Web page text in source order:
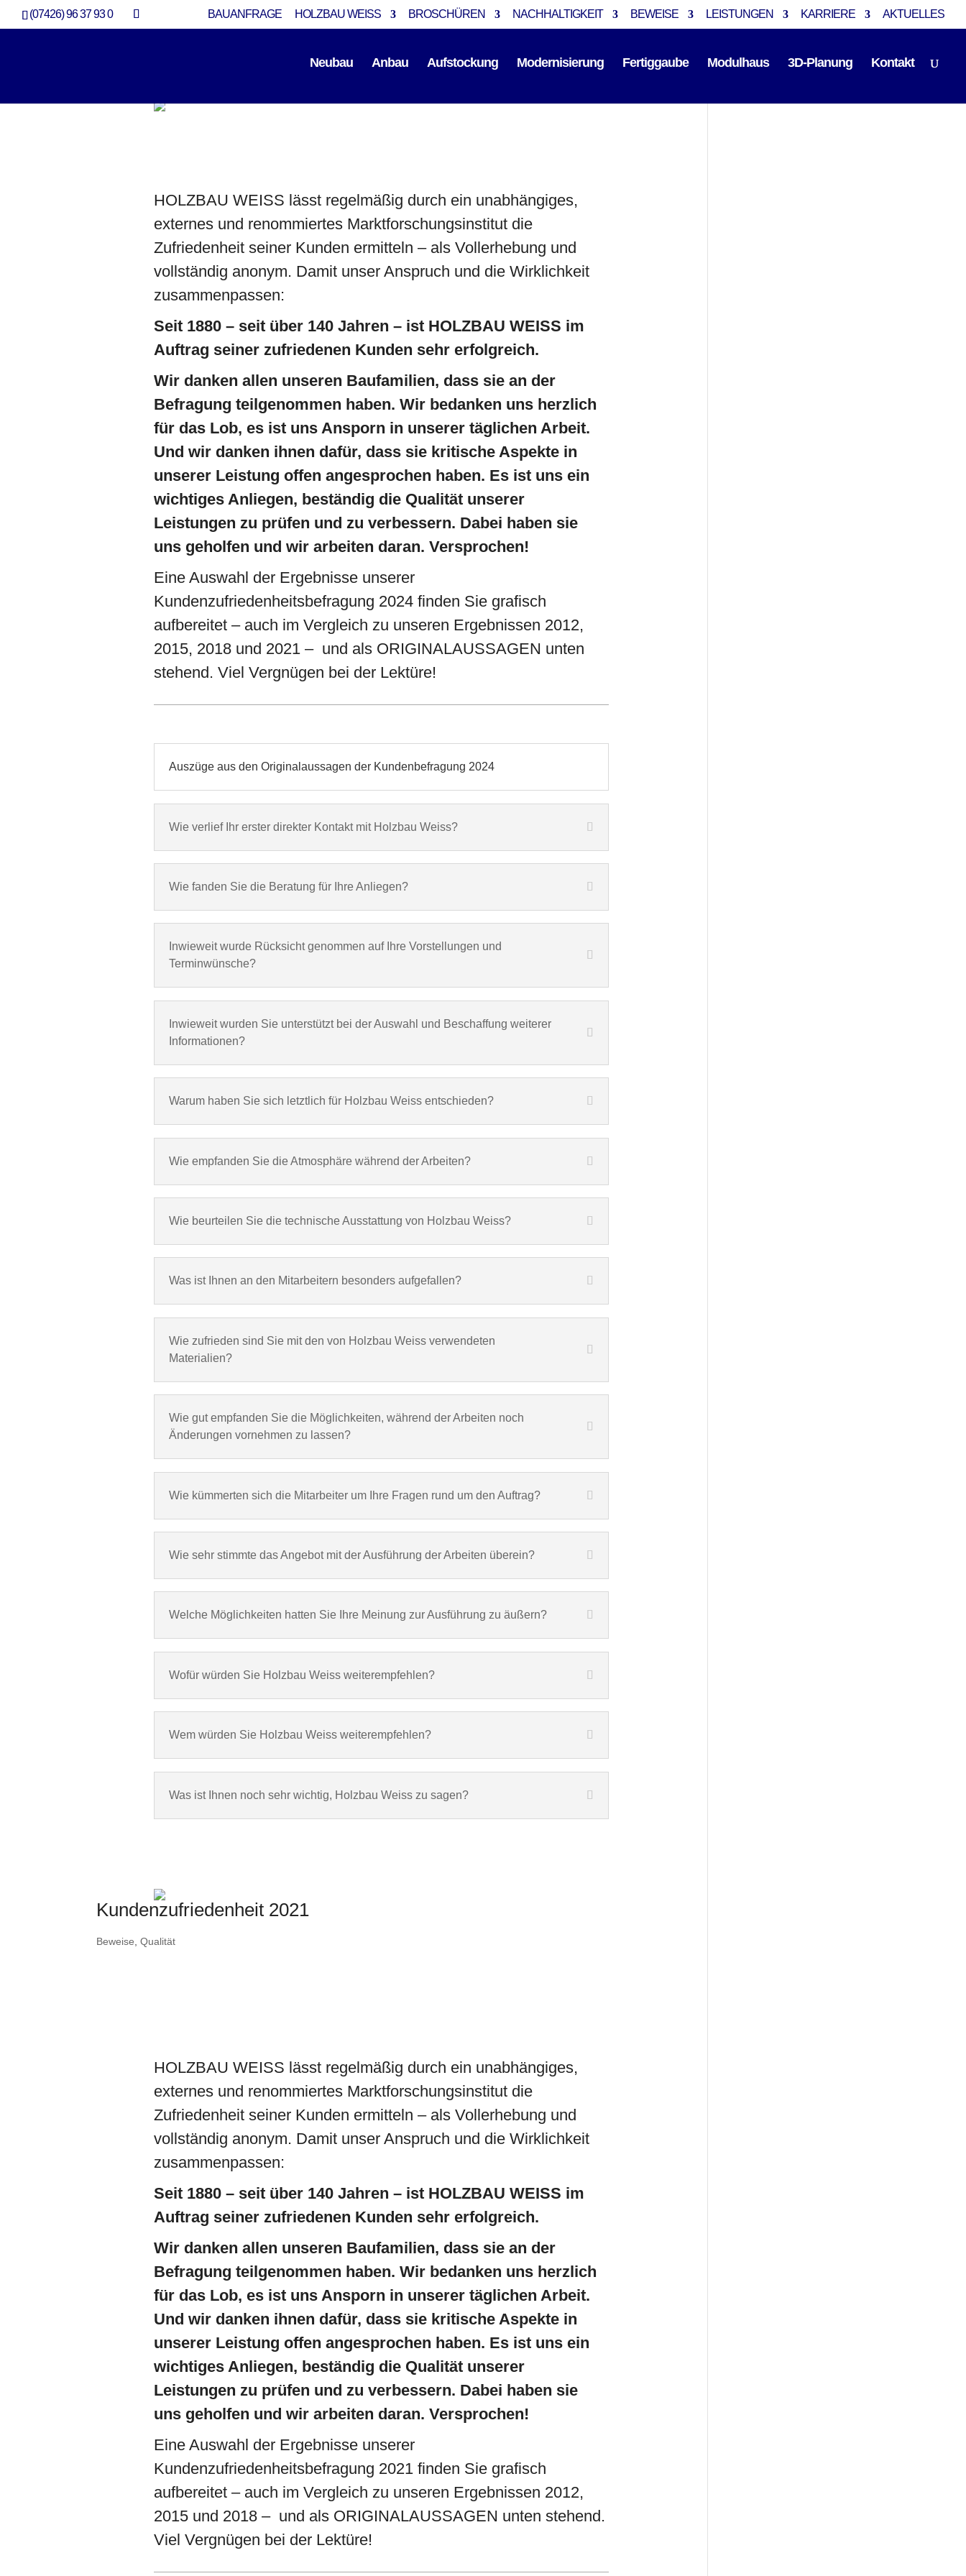
(07426) 96 37 93 0 BAUANFRAGE HOLZBAU WEISS BROSCHÜREN NACHHALTIGKEIT BEWEISE LEISTUNGEN KARRIERE AKTUELLES
Neubau Anbau Aufstockung Modernisierung Fertiggaube Modulhaus 3D-Planung Kontakt
HOLZBAU WEISS lässt regelmäßig durch ein unabhängiges,
externes und renommiertes Marktforschungsinstitut die
Zufriedenheit seiner Kunden ermitteln – als Vollerhebung und
vollständig anonym. Damit unser Anspruch und die Wirklichkeit
zusammenpassen:
Seit 1880 – seit über 140 Jahren – ist HOLZBAU WEISS im
Auftrag seiner zufriedenen Kunden sehr erfolgreich.
Wir danken allen unseren Baufamilien, dass sie an der
Befragung teilgenommen haben. Wir bedanken uns herzlich
für das Lob, es ist uns Ansporn in unserer täglichen Arbeit.
Und wir danken ihnen dafür, dass sie kritische Aspekte in
unserer Leistung offen angesprochen haben. Es ist uns ein
wichtiges Anliegen, beständig die Qualität unserer
Leistungen zu prüfen und zu verbessern. Dabei haben sie
uns geholfen und wir arbeiten daran. Versprochen!
Eine Auswahl der Ergebnisse unserer
Kundenzufriedenheitsbefragung 2024 finden Sie grafisch
aufbereitet – auch im Vergleich zu unseren Ergebnissen 2012,
2015, 2018 und 2021 – und als ORIGINALAUSSAGEN unten
stehend. Viel Vergnügen bei der Lektüre!
Auszüge aus den Originalaussagen der Kundenbefragung 2024
Wie verlief Ihr erster direkter Kontakt mit Holzbau Weiss?
Wie fanden Sie die Beratung für Ihre Anliegen?
Inwieweit wurde Rücksicht genommen auf Ihre Vorstellungen und
Terminwünsche?
Inwieweit wurden Sie unterstützt bei der Auswahl und Beschaffung weiterer
Informationen?
Warum haben Sie sich letztlich für Holzbau Weiss entschieden?
Wie empfanden Sie die Atmosphäre während der Arbeiten?
Wie beurteilen Sie die technische Ausstattung von Holzbau Weiss?
Was ist Ihnen an den Mitarbeitern besonders aufgefallen?
Wie zufrieden sind Sie mit den von Holzbau Weiss verwendeten
Materialien?
Wie gut empfanden Sie die Möglichkeiten, während der Arbeiten noch
Änderungen vornehmen zu lassen?
Wie kümmerten sich die Mitarbeiter um Ihre Fragen rund um den Auftrag?
Wie sehr stimmte das Angebot mit der Ausführung der Arbeiten überein?
Welche Möglichkeiten hatten Sie Ihre Meinung zur Ausführung zu äußern?
Wofür würden Sie Holzbau Weiss weiterempfehlen?
Wem würden Sie Holzbau Weiss weiterempfehlen?
Was ist Ihnen noch sehr wichtig, Holzbau Weiss zu sagen?
Kundenzufriedenheit 2021
Beweise ,Qualität
HOLZBAU WEISS lässt regelmäßig durch ein unabhängiges,
externes und renommiertes Marktforschungsinstitut die
Zufriedenheit seiner Kunden ermitteln – als Vollerhebung und
vollständig anonym. Damit unser Anspruch und die Wirklichkeit
zusammenpassen:
Seit 1880 – seit über 140 Jahren – ist HOLZBAU WEISS im
Auftrag seiner zufriedenen Kunden sehr erfolgreich.
Wir danken allen unseren Baufamilien, dass sie an der
Befragung teilgenommen haben. Wir bedanken uns herzlich
für das Lob, es ist uns Ansporn in unserer täglichen Arbeit.
Und wir danken ihnen dafür, dass sie kritische Aspekte in
unserer Leistung offen angesprochen haben. Es ist uns ein
wichtiges Anliegen, beständig die Qualität unserer
Leistungen zu prüfen und zu verbessern. Dabei haben sie
uns geholfen und wir arbeiten daran. Versprochen!
Eine Auswahl der Ergebnisse unserer
Kundenzufriedenheitsbefragung 2021 finden Sie grafisch
aufbereitet – auch im Vergleich zu unseren Ergebnissen 2012,
2015 und 2018 – und als ORIGINALAUSSAGEN unten stehend.
Viel Vergnügen bei der Lektüre!